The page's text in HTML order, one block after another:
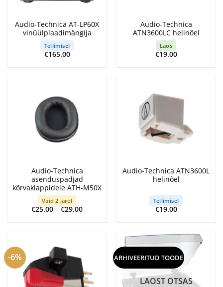
Audio-Technica AT-LP60X
vinüülplaadimängija
Tellimisel
€165.00
Audio-Technica
ATN3600LC helinõel
Laos
€19.00
Audio-Technica
asenduspadjad
kõrvaklappidele ATH-M50X
Vaid 2 järel
€25.00 – €29.00Price
€25.00
Audio-Technica ATN3600L
helinõel
Tellimisel
€19.00
-6% ARHIVEERITUD TOODE
LAOST OTSAS